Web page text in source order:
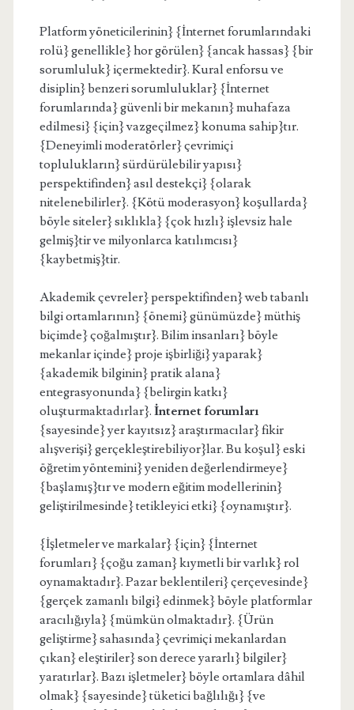
Platform yöneticilerinin} {İnternet forumlarındaki
rolü} genellikle} hor görülen} {ancak hassas} {bir
sorumluluk} içermektedir}. Kural enforsu ve
disiplin} benzeri sorumluluklar} {İnternet
forumlarında} güvenli bir mekanın} muhafaza
edilmesi} {için} vazgeçilmez} konuma sahip}tır.
{Deneyimli moderatörler} çevrimiçi
toplulukların} sürdürülebilir yapısı}
perspektifinden} asıl destekçi} {olarak
nitelenebilirler}. {Kötü moderasyon} koşullarda}
böyle siteler} sıklıkla} {çok hızlı} işlevsiz hale
gelmiş}tir ve milyonlarca katılımcısı}
{kaybetmiş}tir.
Akademik çevreler} perspektifinden} web tabanlı
bilgi ortamlarının} {önemi} günümüzde} müthiş
biçimde} çoğalmıştır}. Bilim insanları} böyle
mekanlar içinde} proje işbirliği} yaparak}
{akademik bilginin} pratik alana}
entegrasyonunda} {belirgin katkı}
oluşturmaktadırlar}. İnternet forumları
{sayesinde} yer kayıtsız} araştırmacılar} fikir
alışverişi} gerçekleştirebiliyor}lar. Bu koşul} eski
öğretim yöntemini} yeniden değerlendirmeye}
{başlamış}tır ve modern eğitim modellerinin}
geliştirilmesinde} tetikleyici etki} {oynamıştır}.
{İşletmeler ve markalar} {için} {İnternet
forumları} {çoğu zaman} kıymetli bir varlık} rol
oynamaktadır}. Pazar beklentileri} çerçevesinde}
{gerçek zamanlı bilgi} edinmek} böyle platformlar
aracılığıyla} {mümkün olmaktadır}. {Ürün
geliştirme} sahasında} çevrimiçi mekanlardan
çıkan} eleştiriler} son derece yararlı} bilgiler}
yaratırlar}. Bazı işletmeler} böyle ortamlara dâhil
olmak} {sayesinde} tüketici bağlılığı} {ve